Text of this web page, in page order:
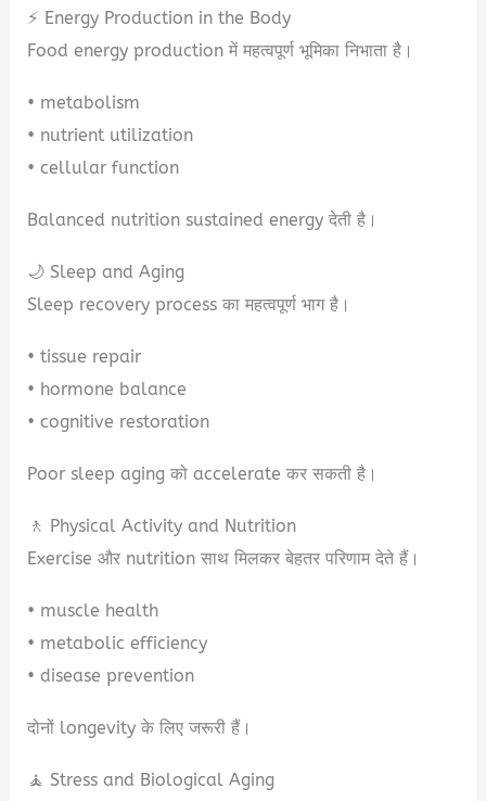
⚡ Energy Production in the Body
Food energy production में महत्वपूर्ण भूमिका निभाता है।
• metabolism
• nutrient utilization
• cellular function
Balanced nutrition sustained energy देती है।
🌙 Sleep and Aging
Sleep recovery process का महत्वपूर्ण भाग है।
• tissue repair
• hormone balance
• cognitive restoration
Poor sleep aging को accelerate कर सकती है।
🚶 Physical Activity and Nutrition
Exercise और nutrition साथ मिलकर बेहतर परिणाम देते हैं।
• muscle health
• metabolic efficiency
• disease prevention
दोनों longevity के लिए जरूरी हैं।
🧘 Stress and Biological Aging